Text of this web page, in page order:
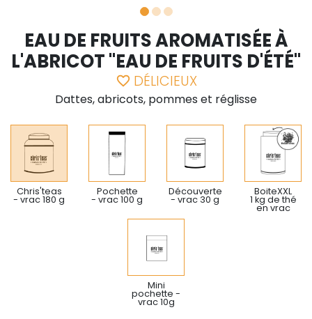
EAU DE FRUITS AROMATISÉE À
L'ABRICOT "EAU DE FRUITS D'ÉTÉ"
favorite_border DÉLICIEUX
Dattes, abricots, pommes et réglisse
Chris'teas
- vrac 180 g
Pochette
- vrac 100 g
Découverte
- vrac 30 g
BoiteXXL
1 kg de thé
en vrac
Mini
pochette -
vrac 10g